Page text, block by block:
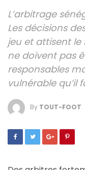
L’arbitrage
Les décisions
jeu et attisent le
ne doivent pas
responsables
vulnérable qu’il
By TOUT-FOOT